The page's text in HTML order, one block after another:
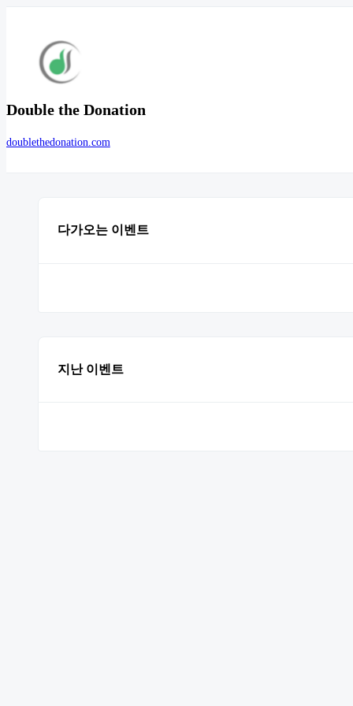
Double the Donation
doublethedonation.com
다가오는 이벤트
지난 이벤트